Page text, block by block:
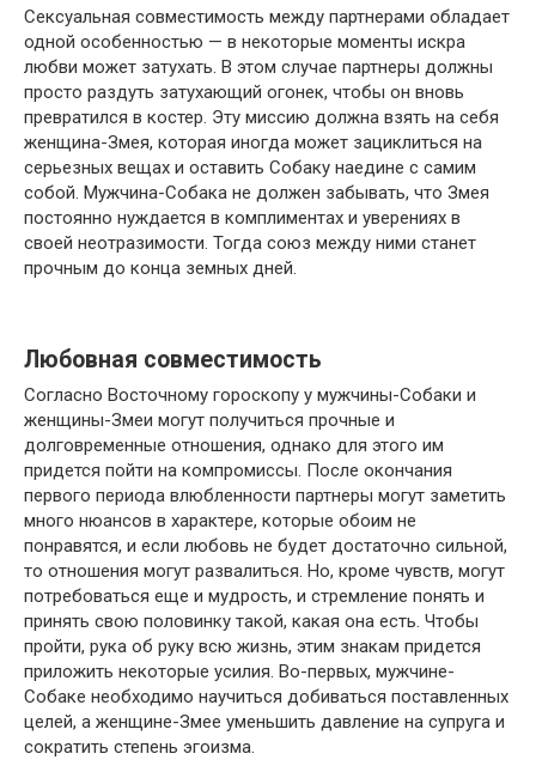
Сексуальная совместимость между партнерами обладает
одной особенностью — в некоторые моменты искра
любви может затухать. В этом случае партнеры должны
просто раздуть затухающий огонек, чтобы он вновь
превратился в костер. Эту миссию должна взять на себя
женщина-Змея, которая иногда может зациклиться на
серьезных вещах и оставить Собаку наедине с самим
собой. Мужчина-Собака не должен забывать, что Змея
постоянно нуждается в комплиментах и уверениях в
своей неотразимости. Тогда союз между ними станет
прочным до конца земных дней.
Любовная совместимость
Согласно Восточному гороскопу у мужчины-Собаки и
женщины-Змеи могут получиться прочные и
долговременные отношения, однако для этого им
придется пойти на компромиссы. После окончания
первого периода влюбленности партнеры могут заметить
много нюансов в характере, которые обоим не
понравятся, и если любовь не будет достаточно сильной,
то отношения могут развалиться. Но, кроме чувств, могут
потребоваться еще и мудрость, и стремление понять и
принять свою половинку такой, какая она есть. Чтобы
пройти, рука об руку всю жизнь, этим знакам придется
приложить некоторые усилия. Во-первых, мужчине-
Собаке необходимо научиться добиваться поставленных
целей, а женщине-Змее уменьшить давление на супруга и
сократить степень эгоизма.